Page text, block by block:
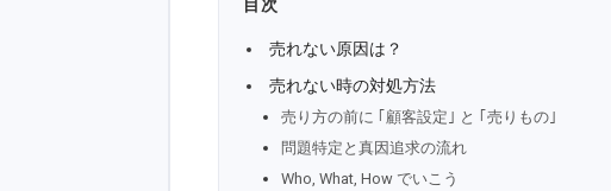
目次
売れない原因は？
売れない時の対処方法
売り方の前に ｢顧客設定｣ と ｢売りもの｣
問題特定と真因追求の流れ
Who, What, How でいこう